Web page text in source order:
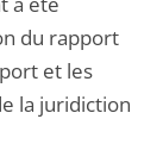
du rapport
et les
la juridiction